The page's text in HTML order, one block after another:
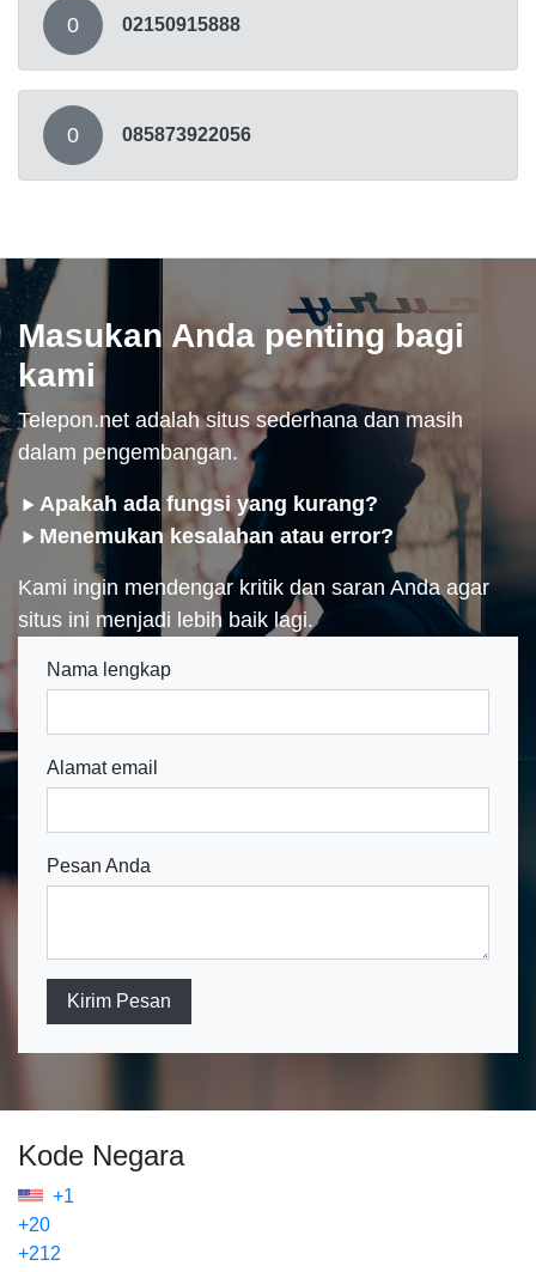
0 02150915888
0 085873922056
Masukan Anda penting bagi
kami
Telepon.net adalah situs sederhana dan masih
dalam pengembangan.
Apakah ada fungsi yang kurang?
Menemukan kesalahan atau error?
Kami ingin mendengar kritik dan saran Anda agar
situs ini menjadi lebih baik lagi.
Nama lengkap
Alamat email
Pesan Anda
Kirim Pesan
Kode Negara
+1
+20
+212